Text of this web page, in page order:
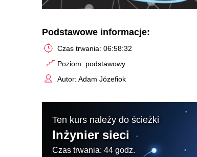
Podstawowe informacje:
Czas trwania: 06:58:32
Poziom: podstawowy
Autor: Adam Józefiok
Ten kurs należy do ścieżki
Inżynier sieci
Czas trwania: 44 godz.